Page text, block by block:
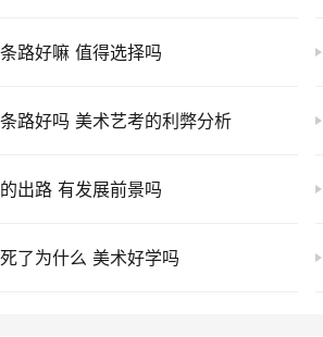
路好嘛 值得选择吗
路好吗 美术艺考的利弊分析
出路 有发展前景吗
了为什么 美术好学吗